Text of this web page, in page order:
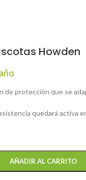
Howden
de protección que se
quedará activa
AÑADIR AL CARRITO